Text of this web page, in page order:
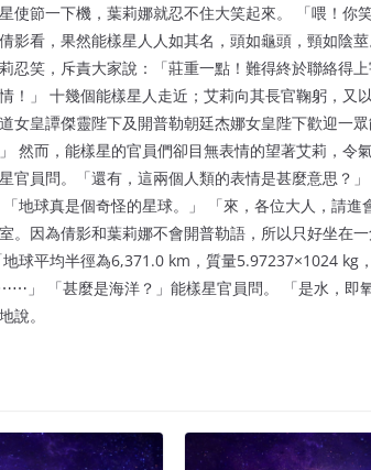
使節一下機，葉莉娜就忍不住大笑起來。 「喂！你
影看，果然能樣星人人如其名，頭如龜頭，頸如陰
忍笑，斥責大家說：「莊重一點！難得終於聯絡得
！」 十幾個能樣星人走近；艾莉向其長官鞠躬，又
女皇譚傑靈陛下及開普勒朝廷杰娜女皇陛下歡迎一
而，能樣星的官員們卻目無表情的望著艾莉，令
官員問。「還有，這兩個人類的表情是甚麼意思
地球真是個奇怪的星球。」 「來，各位大人，請進
。因為倩影和葉莉娜不會開普勒語，所以只好坐在
球平均半徑為6,371.0 km，質量5.97237×1024 kg
」 「甚麼是海洋？」能樣星官員問。 「是水，即
說。